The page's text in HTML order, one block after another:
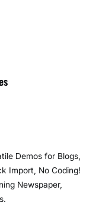
Demos for Blogs,
Import, No Coding!
Newspaper,